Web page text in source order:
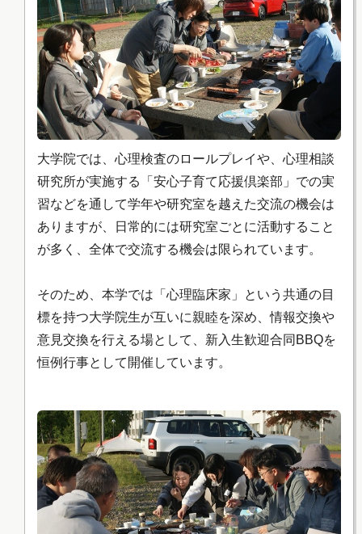
大学院では、心理検査のロールプレイや、心理相談
研究所が実施する「安心子育て応援倶楽部」での実
習などを通して学年や研究室を越えた交流の機会は
ありますが、日常的には研究室ごとに活動すること
が多く、全体で交流する機会は限られています。
そのため、本学では「心理臨床家」という共通の目
標を持つ大学院生が互いに親睦を深め、情報交換や
意見交換を行える場として、新入生歓迎合同BBQを
恒例行事として開催しています。